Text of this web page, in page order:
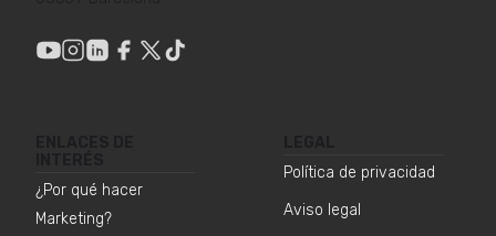
¿Por qué hacer
Marketing?
Política de privacidad
Aviso legal